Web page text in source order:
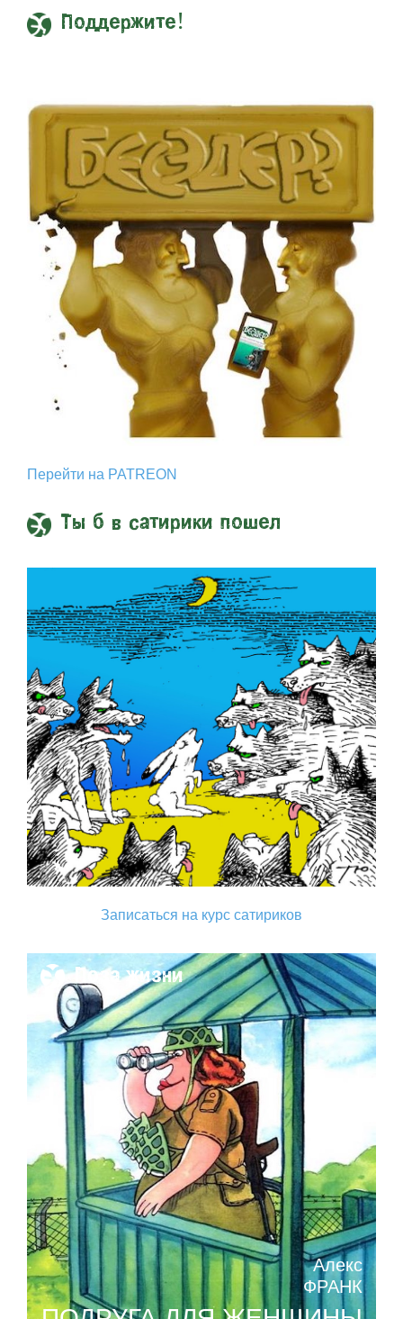
Поддержите!
Перейти на PATREON
Ты б в сатирики пошел
Записаться на курс сатириков
Поза жизни
Алекс
ФРАНК